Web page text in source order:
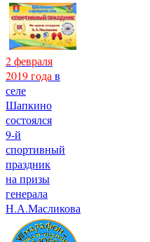
2 февраля
2019 года в
селе
Шапкино
состоялся
9-й
спортивный
праздник
на призы
генерала
Н.А.Масликова